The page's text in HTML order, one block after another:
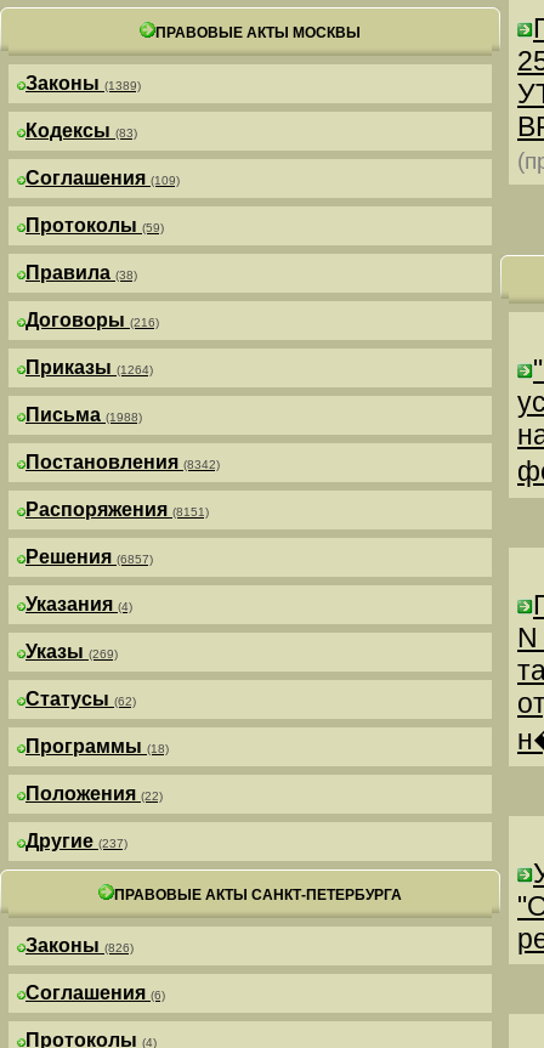
ПРАВОВЫЕ АКТЫ МОСКВЫ
Законы (1389)
Кодексы (83)
Соглашения (109)
Протоколы (59)
Правила (38)
Договоры (216)
Приказы (1264)
Письма (1988)
Постановления (8342)
Распоряжения (8151)
Решения (6857)
Указания (4)
Указы (269)
Статусы (62)
Программы (18)
Положения (22)
Другие (237)
ПРАВОВЫЕ АКТЫ САНКТ-ПЕТЕРБУРГА
Законы (826)
Соглашения (6)
Протоколы (4)